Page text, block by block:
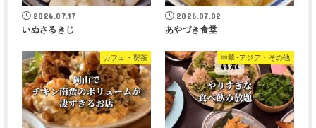
2026.07.17
いぬさるきじ
2026.07.02
あやづき食堂
カフェ・喫茶 中華･アジア・その他